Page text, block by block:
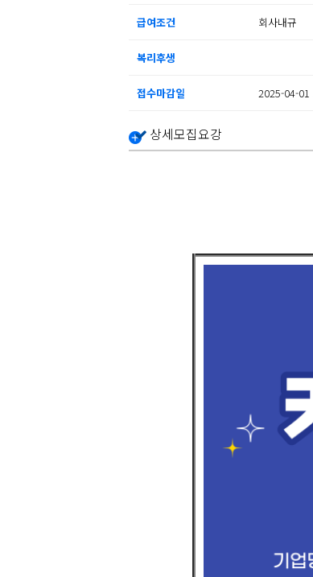
급여조건 회사내규
복리후생
접수마감일 2025-04-01
상세모집요강